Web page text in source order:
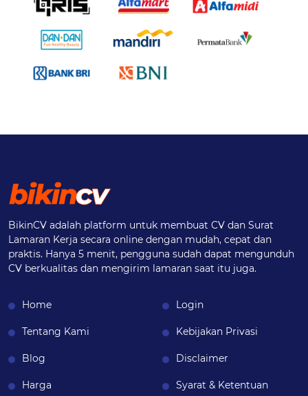
BikinCV adalah platform untuk membuat CV dan Surat
Lamaran Kerja secara online dengan mudah, cepat dan
praktis. Hanya 5 menit, pengguna sudah dapat mengunduh
CV berkualitas dan mengirim lamaran saat itu juga.
Home
Tentang Kami
Blog
Harga
Login
Kebijakan Privasi
Disclaimer
Syarat & Ketentuan